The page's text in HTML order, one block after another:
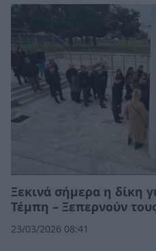
Ξεκινά σήμερα η δίκη
Τέμπη – Ξεπερνούν
23/03/2026 08:41